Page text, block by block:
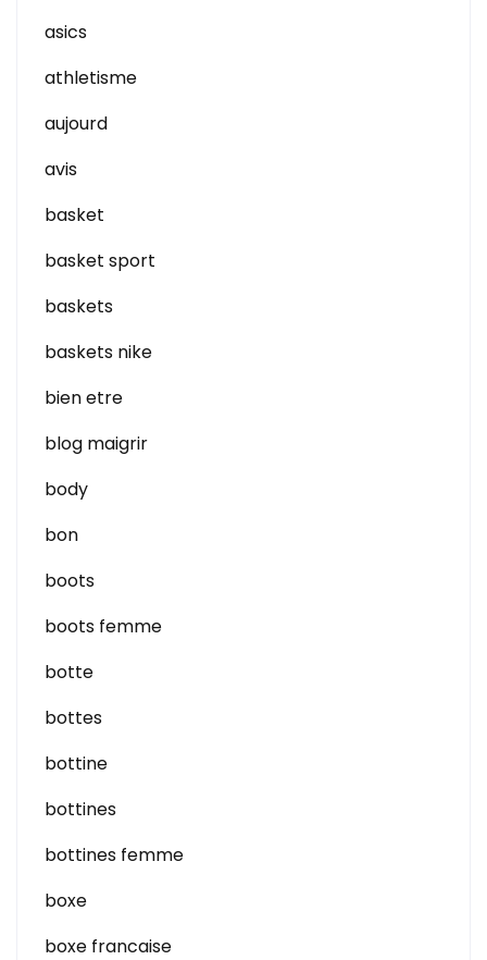
asics
athletisme
aujourd
avis
basket
basket sport
baskets
baskets nike
bien etre
blog maigrir
body
bon
boots
boots femme
botte
bottes
bottine
bottines
bottines femme
boxe
boxe francaise